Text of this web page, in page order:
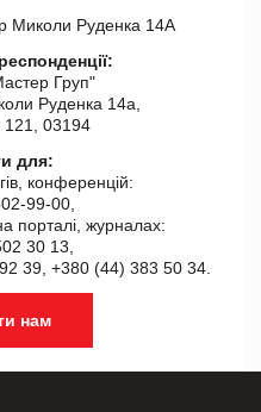
Миколи Руденка 14А
Груп"
Руденка 14а,
03194
для:
конференцій:
99-00,
порталі, журналах:
30 13,
39, +380 (44) 383 50 34.
нам